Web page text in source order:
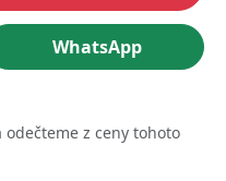
WhatsApp
odečteme z ceny tohoto